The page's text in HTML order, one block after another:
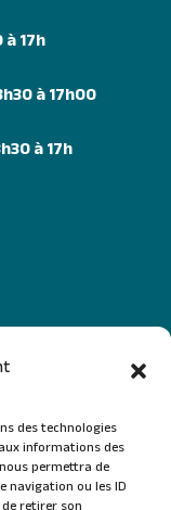
des technologies
informations des
permettra de
navigation ou les ID
17h
à 17h00
à 17h